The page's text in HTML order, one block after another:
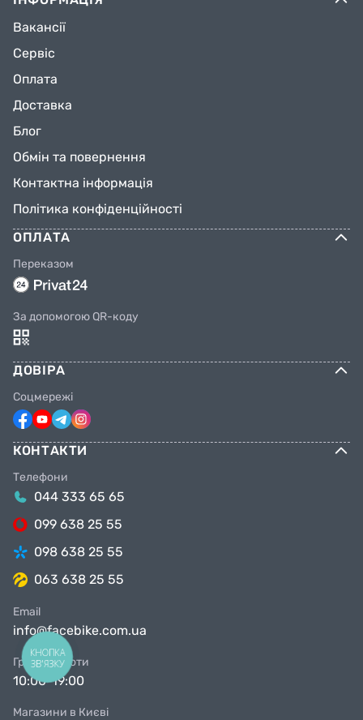
Вакансії
Сервіс
Оплата
Доставка
Блог
Обмін та повернення
Контактна інформація
Політика конфіденційності
ОПЛАТА
Переказом
За допомогою QR-коду
ДОВІРА
Соцмережі
КОНТАКТИ
Телефони
044 333 65 65
099 638 25 55
098 638 25 55
063 638 25 55
Email
info@facebike.com.ua
Графік роботи
10:00-19:00
Магазини в Києві
КНОПКА
ЗВ'ЯЗКУ